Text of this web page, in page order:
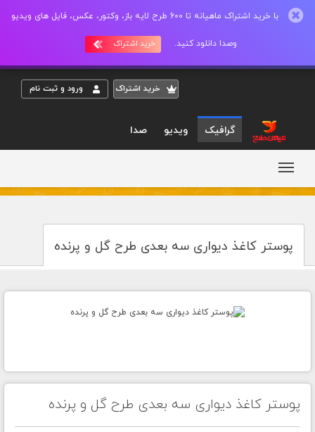
با خرید اشتراک ماهیانه تا 600 طرح لایه باز، وکتور، عکس، فایل های ویدیو
وصدا دانلود کنید. خرید اشتراک
خريد اشتراک ورود و ثبت نام
گرافیک ویدیو صدا
پوستر کاغذ دیواری سه بعدی طرح گل و پرنده
پوستر کاغذ دیواری سه بعدی طرح گل و پرنده